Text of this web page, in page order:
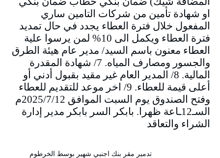
او شهادة تأمين من شركات التامين ساري
المفعول خلال فترة العطاء يجدد في حال تمديد
فترة العطاء ويكمل الى 10% لمن يرسوا علية
العطاء معنون باسم السيد/ مدير عام هيئة الطرق
والجسور ومصارف المياه. 7/ شهادة المقدرة
المالية. 8/ المدير العام غير مقيد بقبول أدني أو
أعلى قيمة للعطاء. 9/ اخر موعد للتقديم للعطاء
وفتح الصندوق يوم السبت الموافق 2025/7/12م
السـ12ـاعة ظهرا. بابكر السر بابكر مدير إدارة
الشراء والتعاقد
تدمير مقر بنك اجنبي شهير بوسط الخرطوم